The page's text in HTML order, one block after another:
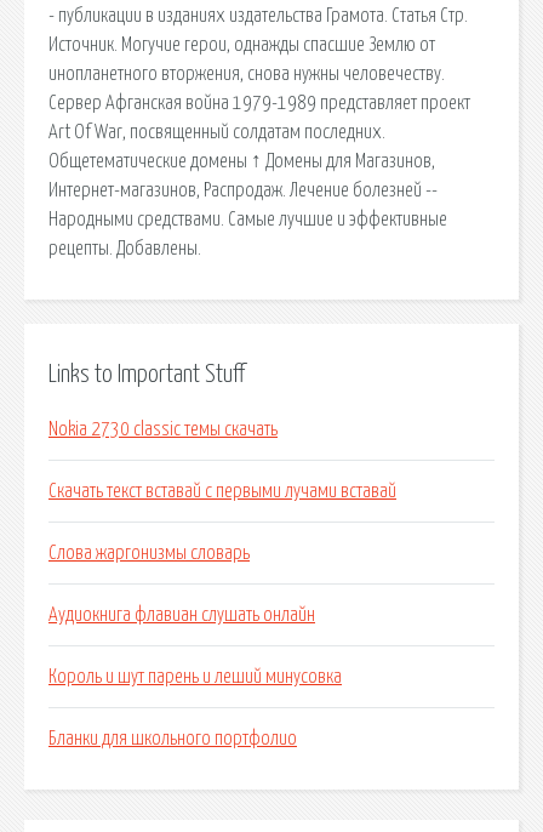
- публикации в изданиях издательства Грамота. Статья Стр.
Источник. Могучие герои, однажды спасшие Землю от
инопланетного вторжения, снова нужны человечеству.
Сервер Афганская война 1979-1989 представляет проект
Art Of War, посвященный солдатам последних.
Общетематические домены ↑ Домены для Магазинов,
Интернет-магазинов, Распродаж. Лечение болезней --
Народными средствами. Самые лучшие и эффективные
рецепты. Добавлены.
Links to Important Stuff
Nokia 2730 classic темы скачать
Скачать текст вставай с первыми лучами вставай
Слова жаргонизмы словарь
Аудиокнига флавиан слушать онлайн
Король и шут парень и леший минусовка
Бланки для школьного портфолио